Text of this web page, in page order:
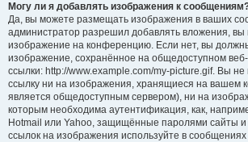
Могу ли я добавлять изображения к
Да, вы можете размещать изображения в ваших
администратор разрешил добавлять вложения, вы
изображение на конференцию. Если нет, вы
изображение, сохранённое на общедоступном
ссылки: http://www.example.com/my-picture.gif. Вы не
ссылку ни на изображения, хранящиеся на вашем
является общедоступным сервером), ни на
которым необходима аутентификация, как,
Hotmail или Yahoo, защищённые паролями сайты и
ссылок на изображения используйте в сообщениях